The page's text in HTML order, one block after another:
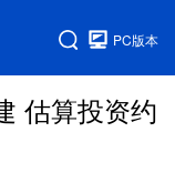
PC版本
估算投资约